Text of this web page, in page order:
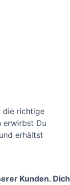
die richtige
erwirbst Du
und erhältst
Kunden. Dich